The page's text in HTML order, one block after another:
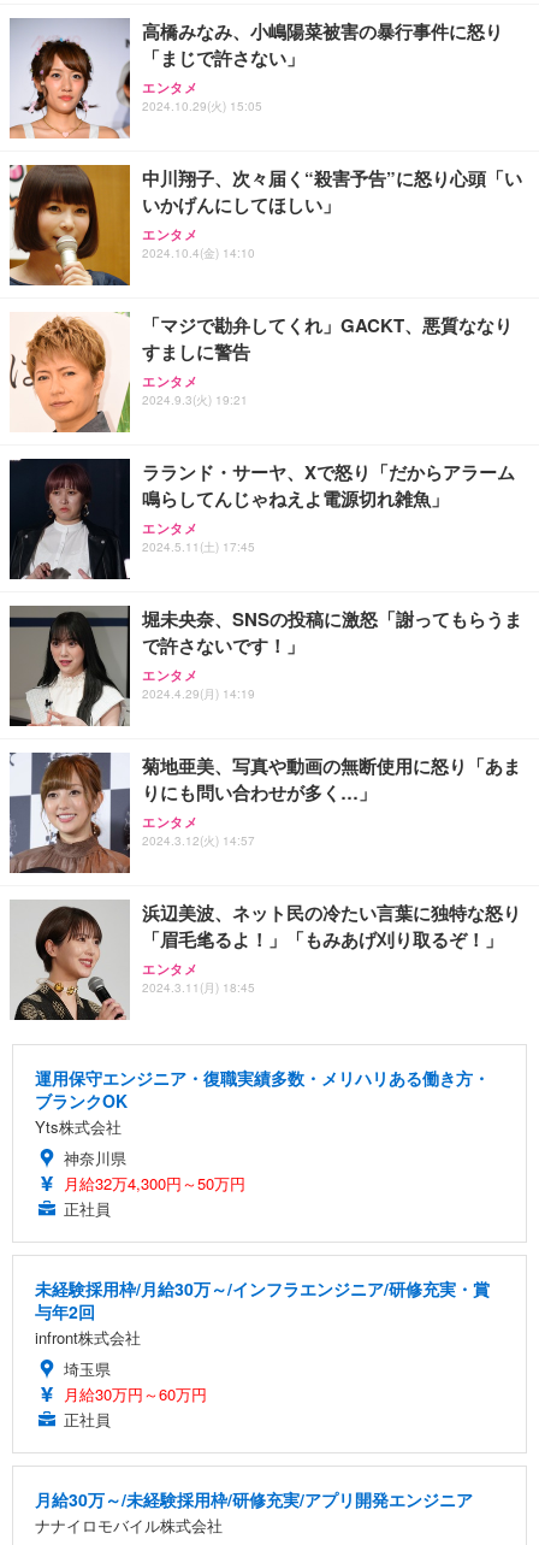
Sezlife オフィスチェア デスクチェア 疲れない テレ
ワーク チェア 強化バックレスト 30度ロッキング機
ョン PCチェア 通気性メッシュ ゲーミング/勉強/事
務用 おしゃれ パソコンチェア (ブラック)
Sezlife オフィスチェア デスクチェア 疲れない テレ
ワーク チェア 強化バックレスト 30度ロッキング機
ョン PCチェア 通気性メッシュ ゲーミング/勉強/事
務用 おしゃれ パソコンチェア (ホワイト)
ANDWINT オフィスチェア デスクチェア 肘なし メ
ッシュ 通気性 ランバーサポート付き 腰サポート ガ
ス圧無段階昇降 360度回転 キャスター付き コンパク
￥109,572
【純正品】27"ゲーミングモニター DualSense 充電
フック付き（CFI-ZDM1J）
【整備済み品】Dell E2724HS 27インチ 液晶モニタ
ー フルHD（1920×1080）VA 非光沢 HDMI/DisplayP
【MiniLED/24.5inch/280Hz/FHD】GRAPHT THE S
HOOTER Gaming Monitor 24” Essential ゲーミン
グモニター QD 24.5インチ 1ms FHD 量子ドット 残
ネオ・ルーライフ ネオ・オムツ L 中型犬用 26枚入
り 単品
Smart Basic(スマートベーシック) 【Amazon.co.jp
限定】 Smart Basic アイリスオーヤマ ペットシーツ
アイリスオーヤマ ペットシーツ 超厚型 お徳用 レギ
ュラー 200枚入【Amazon.co.jp限定】
高橋みなみ、小嶋陽菜被害の暴行事件に怒り
「まじで許さない」
エンタメ
2024.10.29(火) 15:05
中川翔子、次々届く“殺害予告”に怒り心頭「い
いかげんにしてほしい」
エンタメ
2024.10.4(金) 14:10
「マジで勘弁してくれ」GACKT、悪質ななり
すましに警告
エンタメ
2024.9.3(火) 19:21
ラランド・サーヤ、Xで怒り「だからアラーム
鳴らしてんじゃねえよ電源切れ雑魚」
エンタメ
2024.5.11(土) 17:45
堀未央奈、SNSの投稿に激怒「謝ってもらうま
で許さないです！」
エンタメ
2024.4.29(月) 14:19
菊地亜美、写真や動画の無断使用に怒り「あま
りにも問い合わせが多く…」
エンタメ
2024.3.12(火) 14:57
浜辺美波、ネット民の冷たい言葉に独特な怒り
「眉毛毟るよ！」「もみあげ刈り取るぞ！」
エンタメ
2024.3.11(月) 18:45
運用保守エンジニア・復職実績多数・メリハリある働き方・
ブランクOK
Yts株式会社
神奈川県
月給32万4,300円～50万円
正社員
未経験採用枠/月給30万～/インフラエンジニア/研修充実・賞
与年2回
infront株式会社
埼玉県
月給30万円～60万円
正社員
月給30万～/未経験採用枠/研修充実/アプリ開発エンジニア
ナナイロモバイル株式会社